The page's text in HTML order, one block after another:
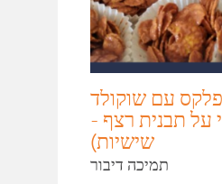
עם שוקולד
על תבנית רצף -
שישיות)
תמיכה דיבור